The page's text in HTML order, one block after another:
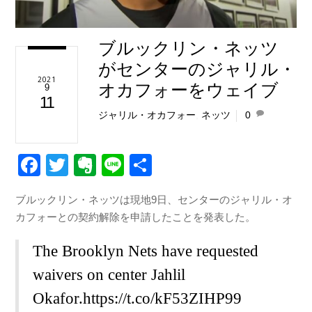
2021
9
11
ブルックリン・ネッツ
がセンターのジャリル・
オカフォーをウェイブ
ジャリル・オカフォー ネッツ 0
F
c
b
o
o
T
tt
E
er
ot
e
Li
e
ブルックリン・ネッツは現地9日、センターのジャリル・オ
カフォーとの契約解除を申請したことを発表した。
The Brooklyn Nets have requested
waivers on center Jahlil
Okafor.https://t.co/kF53ZIHP99